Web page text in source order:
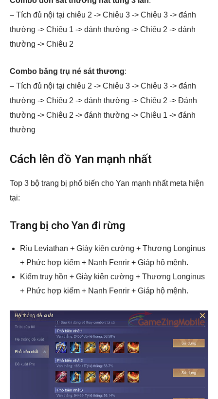
– Tích đủ nội tại chiêu 2 -> Chiêu 3 -> Chiêu 3 -> đánh
thường -> Chiêu 1 -> đánh thường -> Chiêu 2 -> đánh
thường -> Chiêu 2
Combo băng trụ né sát thương:
– Tích đủ nội tại chiêu 2 -> Chiêu 3 -> Chiêu 3 -> đánh
thường -> Chiêu 2 -> đánh thường -> Chiêu 2 -> Đánh
thường -> Chiêu 2 -> đánh thường -> Chiêu 1 -> đánh
thường
Cách lên đồ Yan mạnh nhất
Top 3 bộ trang bị phổ biến cho Yan mạnh nhất meta hiện
tại:
Trang bị cho Yan đi rừng
Rìu Leviathan + Giày kiên cường + Thương Longinus
+ Phức hợp kiếm + Nanh Fenrir + Giáp hộ mệnh.
Kiếm truy hồn + Giày kiên cường + Thương Longinus
+ Phức hợp kiếm + Nanh Fenrir + Giáp hộ mệnh.